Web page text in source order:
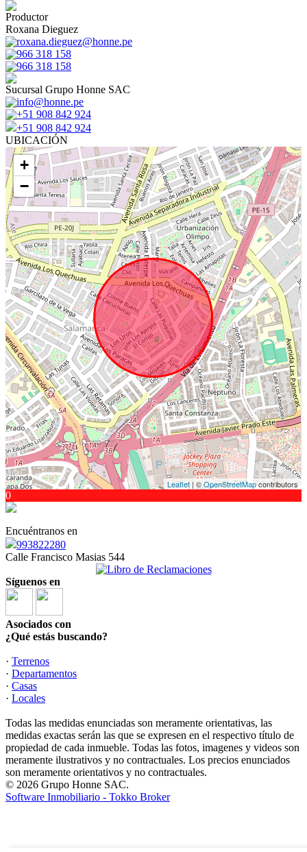
Productor
Roxana Dieguez
roxana.dieguez@honne.pe
966 318 158
966 318 158
Sucursal Grupo Honne SAC
info@honne.pe
+51 908 842 924
+51 908 842 924
UBICACIÓN
+
−
Leaflet | ©OpenStreetMapcontributors
0
Encuéntranos en
993822280
Calle Francisco Masias 544
Síguenos en
Asociados con
¿Qué estás buscando?
· Terrenos
· Departamentos
· Casas
· Locales
Todas las medidas enunciadas son meramente orientativas, las
medidas exactas serán las que se expresen en el respectivo título de
propiedad de cada inmueble. Todas las fotos, imagenes y videos son
meramente ilustrativos y no contractuales. Los precios enunciados
son meramente orientativos y no contractuales.
© 2026 Grupo Honne SAC.
Software Inmobiliario - Tokko Broker